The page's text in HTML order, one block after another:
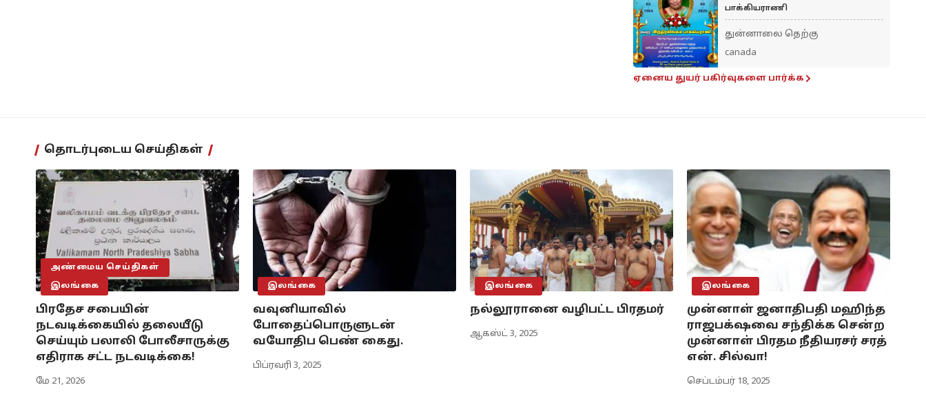
பாக்கியராணி
துன்னாலை தெற்கு
canada
ஏனைய துயர் பகிர்வுகளை பார்க்க
தொடர்புடைய செய்திகள்
அண்மைய செய்திகள்
இலங்கை
பிரதேச சபையின்
நடவடிக்கையில் தலையீடு
செய்யும் பலாலி போலீசாருக்கு
எதிராக சட்ட நடவடிக்கை!
மே 21, 2026
இலங்கை
வவுனியாவில்
போதைப்பொருளுடன்
வயோதிப பெண் கைது.
பிப்ரவரி 3, 2025
இலங்கை
நல்லூரானை வழிபட்ட பிரதமர்
ஆகஸ்ட் 3, 2025
இலங்கை
முன்னாள் ஜனாதிபதி மஹிந்த
ராஜபக்‌ஷவை சந்திக்க சென்ற
முன்னாள் பிரதம நீதியரசர் சரத்
என். சில்வா!
செப்டம்பர் 18, 2025